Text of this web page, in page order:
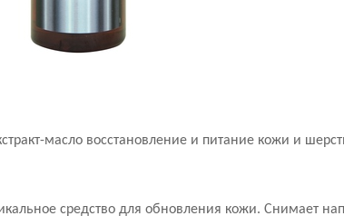
масло восстановление и питание кожи и
средство для обновления кожи. Снимает